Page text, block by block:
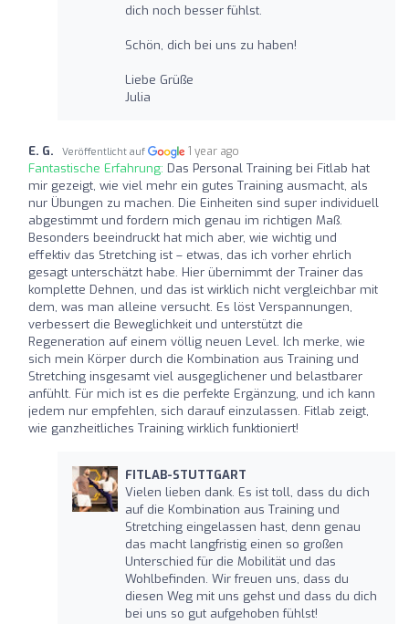
dich noch besser fühlst.
Schön, dich bei uns zu haben!
Liebe Grüße
Julia
E. G. Veröffentlicht auf 1 year ago
Fantastische Erfahrung: Das Personal Training bei Fitlab hat
mir gezeigt, wie viel mehr ein gutes Training ausmacht, als
nur Übungen zu machen. Die Einheiten sind super individuell
abgestimmt und fordern mich genau im richtigen Maß.
Besonders beeindruckt hat mich aber, wie wichtig und
effektiv das Stretching ist – etwas, das ich vorher ehrlich
gesagt unterschätzt habe. Hier übernimmt der Trainer das
komplette Dehnen, und das ist wirklich nicht vergleichbar mit
dem, was man alleine versucht. Es löst Verspannungen,
verbessert die Beweglichkeit und unterstützt die
Regeneration auf einem völlig neuen Level. Ich merke, wie
sich mein Körper durch die Kombination aus Training und
Stretching insgesamt viel ausgeglichener und belastbarer
anfühlt. Für mich ist es die perfekte Ergänzung, und ich kann
jedem nur empfehlen, sich darauf einzulassen. Fitlab zeigt,
wie ganzheitliches Training wirklich funktioniert!
FITLAB-STUTTGART
Vielen lieben dank. Es ist toll, dass du dich
auf die Kombination aus Training und
Stretching eingelassen hast, denn genau
das macht langfristig einen so großen
Unterschied für die Mobilität und das
Wohlbefinden. Wir freuen uns, dass du
diesen Weg mit uns gehst und dass du dich
bei uns so gut aufgehoben fühlst!